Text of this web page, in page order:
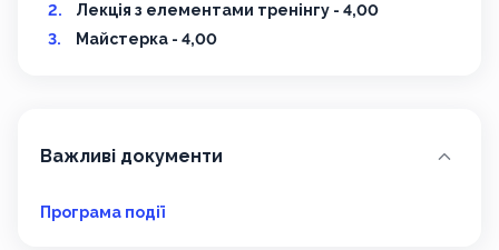
Лекція з елементами тренінгу - 4,00
Майстерка - 4,00
Важливі документи
Програма події